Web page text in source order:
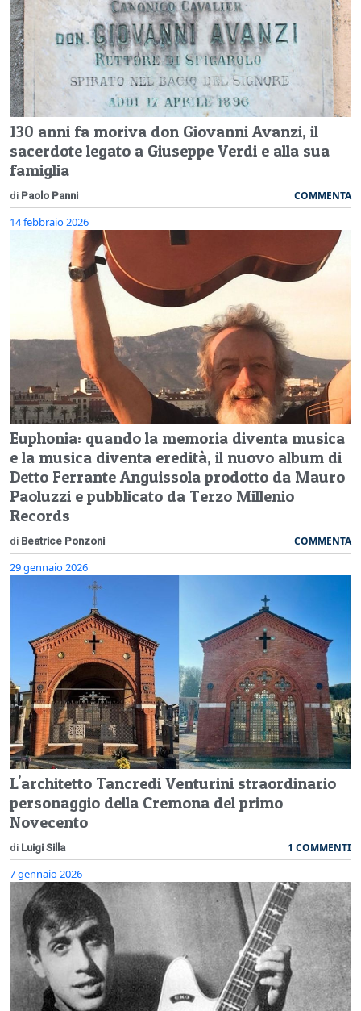
130 anni fa moriva don Giovanni Avanzi, il
sacerdote legato a Giuseppe Verdi e alla sua
famiglia
di Paolo Panni COMMENTA
14 febbraio 2026
Euphonia: quando la memoria diventa musica
e la musica diventa eredità, il nuovo album di
Detto Ferrante Anguissola prodotto da Mauro
Paoluzzi e pubblicato da Terzo Millenio
Records
di Beatrice Ponzoni COMMENTA
29 gennaio 2026
L'architetto Tancredi Venturini straordinario
personaggio della Cremona del primo
Novecento
di Luigi Silla 1 COMMENTI
7 gennaio 2026